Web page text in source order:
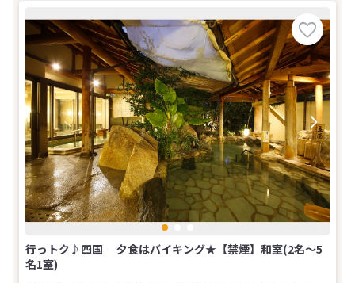
行っトク♪四国 夕食はバイキング★【禁煙】和室(2名～5
名1室)